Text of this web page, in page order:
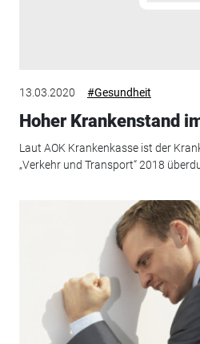
13.03.2020 #Gesundheit
Hoher Krankenstand
Laut AOK Krankenkasse ist der
„Verkehr und Transport“ 2018